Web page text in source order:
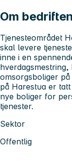
Om bedriften
Tjenesteområdet
skal levere
inne i en
omsorgsboliger
på Harestua er
nye boliger for
tjenester.
Sektor
Offentlig